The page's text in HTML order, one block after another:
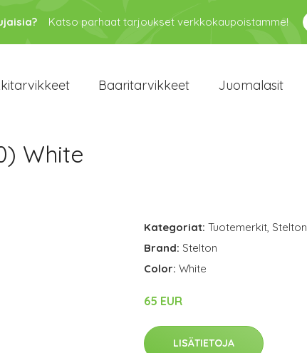
Katso parhaat tarjoukset verkkokaupoistamme!
Baaritarvikkeet Juomalasit
White
Kategoriat: Tuotemerkit, Stelton
Brand: Stelton
Color: White
65 EUR
LISÄTIETOJA